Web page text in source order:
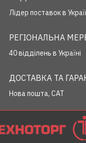
Лідер поставок в
РЕГІОНАЛЬНА
40 відділень в Україні
ДОСТАВКА ТА
Нова пошта, САТ